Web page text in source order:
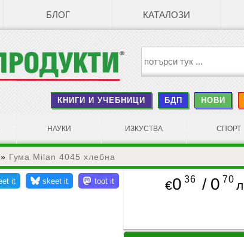
БЛОГ КАТАЛОЗИ
КНИГИ И УЧЕБНИЦИ БДП НОВИ
НАУКИ ИЗКУСТВА СПОРТ
» Гума Milan 4045 хлебна
€0 36 / 0 70